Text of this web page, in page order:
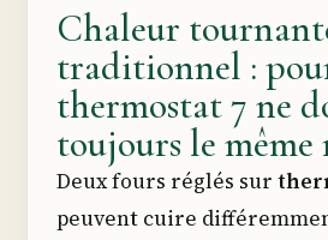
Chaleur
traditionnel :
thermostat 7 ne
toujours le
Deux fours réglés sur
peuvent cuire